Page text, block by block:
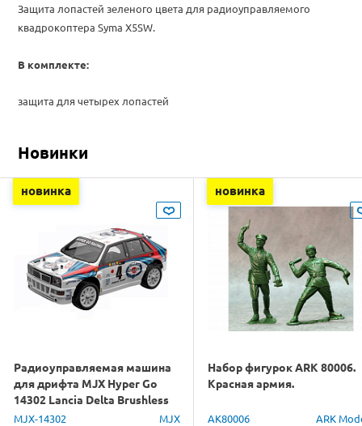
Защита лопастей зеленого цвета для радиоуправляемого
квадрокоптера Syma X5SW.
В комплекте:
защита для четырех лопастей
Новинки
новинка
Радиоуправляемая машина
для дрифта MJX Hyper Go
14302 Lancia Delta Brushless
4WD 2.4G LED 1/14 RTR
MJX-14302 MJX
новинка
Набор фигурок ARK 80006.
Красная армия.
AK80006 ARK